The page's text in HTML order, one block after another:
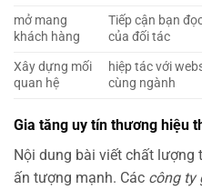
mở mang
khách hàng
Tiếp cận bạn
của đối tác
Xây dựng mối
quan hệ
hiệp tác với
cùng ngành
Gia tăng uy tín thương hiệu
Nội dung bài viết chất lượng
ấn tượng mạnh. Các công ty